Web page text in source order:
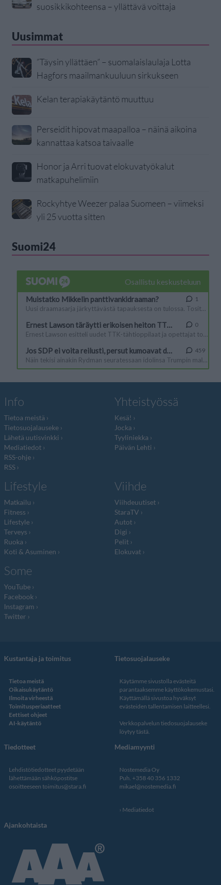
suosikkikohteensa – yllättävä voittaja
Uusimmat
”Täysin yllättäen” – suomalaislaulaja Lotta
Hagfors maailmankuuluun sirkukseen
Kelan terapiakäytäntö muuttuu
Perseidit hipovat maapalloa – näinä aikoina
kannattaa katsoa taivaalle
Honor ja Arri tuovat elokuvatyökalut
matkapuhelimiin
Rockyhtye Weezer palaa Suomeen – viimeksi
yli 25 vuotta sitten
Suomi24
Info
Tietoa meistä
Tietosuojalauseke
Lähetä uutisvinkki
Mediatiedot
RSS-ohje
RSS
Yhteistyössä
Kesä!
Jocka
Tyyliniekka
Päivän Lehti
Lifestyle
Matkailu
Fitness
Lifestyle
Terveys
Ruoka
Koti & Asuminen
Viihde
Viihdeuutiset
StaraTV
Autot
Digi
Pelit
Elokuvat
Some
YouTube
Facebook
Instagram
Twitter
Kustantaja ja toimitus
Tietoa meistä
Oikaisukäytäntö
Ilmoita virheestä
Toimitusperiaatteet
Eettiset ohjeet
AI-käytäntö
Tietosuojalauseke
Käytämme sivustolla evästeitä
parantaaksemme käyttökokemustasi.
Käyttämällä sivustoa hyväksyt
evästeiden tallentamisen laitteellesi.
Verkkopalvelun tiedosuojalauseke
löytyy tästä
Tiedotteet
Lehdistötiedotteet pyydetään
lähettämään sähköpostitse
osoitteeseen toimitus@stara.fi
Mediamyynti
Nostemedia Oy
Puh. +358 40 356 1332
mikael@nostemedia.fi
Mediatiedot
Ajankohtaista